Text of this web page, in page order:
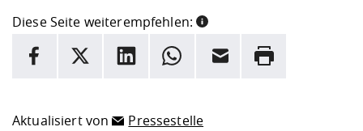
Diese Seite weiterempfehlen:
INFORMATION
Facebook
X LinkedInWhatsappE-Mail Drucken
Aktualisiert von Pressestelle